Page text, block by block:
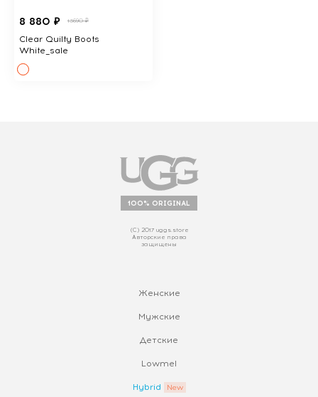
8 880 ₽ 13690 ₽
Clear Quilty Boots
White_sale
100% ORIGINAL
(С) 2017 uggs.store
Авторские права
защищены
Женские
Мужские
Детские
Lowmel
Hybrid